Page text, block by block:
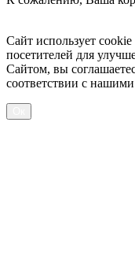
Сайт использует
посетителей для
Сайтом, вы
соответствии с нашими